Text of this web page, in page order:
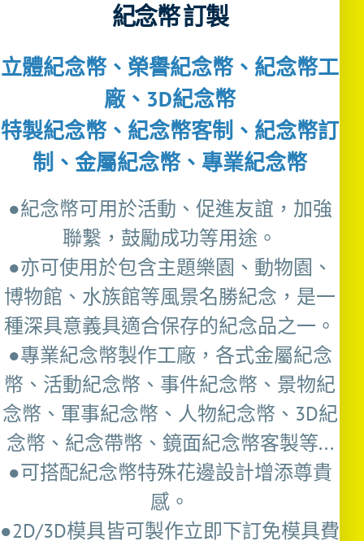
紀念幣 訂製
立體紀念幣、榮譽紀念幣、紀念幣工
廠、3D紀念幣
特製紀念幣、紀念幣客制、紀念幣訂
制、金屬紀念幣、專業紀念幣
●紀念幣可用於活動、促進友誼，加強
聯繫，鼓勵成功等用途。
●亦可使用於包含主題樂園、動物園、
博物館、水族館等風景名勝紀念，是一
種深具意義具適合保存的紀念品之一。
●專業紀念幣製作工廠，各式金屬紀念
幣、活動紀念幣、事件紀念幣、景物紀
念幣、軍事紀念幣、人物紀念幣、3D紀
念幣、紀念帶幣、鏡面紀念幣客製等...
●可搭配紀念幣特殊花邊設計增添尊貴
感。
●2D/3D模具皆可製作立即下訂免模具費